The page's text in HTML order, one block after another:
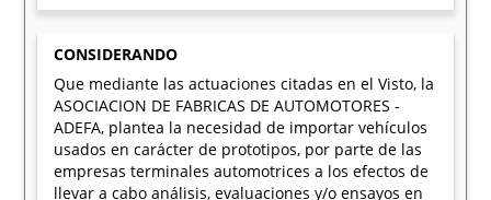
CONSIDERANDO
Que mediante las actuaciones citadas en el Visto, la
ASOCIACION DE FABRICAS DE AUTOMOTORES -
ADEFA, plantea la necesidad de importar vehículos
usados en carácter de prototipos, por parte de las
empresas terminales automotrices a los efectos de
llevar a cabo análisis, evaluaciones y/o ensayos en